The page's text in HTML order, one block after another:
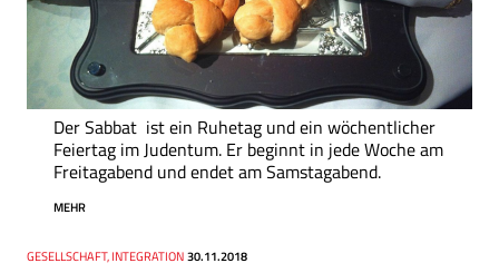
Der Sabbat ist ein Ruhetag und ein wöchentlicher
Feiertag im Judentum. Er beginnt in jede Woche am
Freitagabend und endet am Samstagabend.
MEHR
Thema
GESELLSCHAFT, INTEGRATION
Datum 30.11.2018